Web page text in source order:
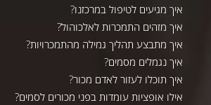
איך מגיעים לטיפול במרכזנו?
איך מזהים התמכרות לאלכוהול?
איך מתבצע תהליך גמילה מהתמכרויות?
איך נגמלים מסמים?
איך תוכלו לעזור לאדם מכור?
אילו אופציות עומדות בפני מכורים לסמים?